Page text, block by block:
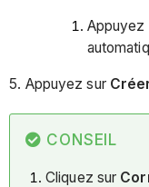
Appuyez
5. Appuyez sur
CONSEIL
Cliquez sur